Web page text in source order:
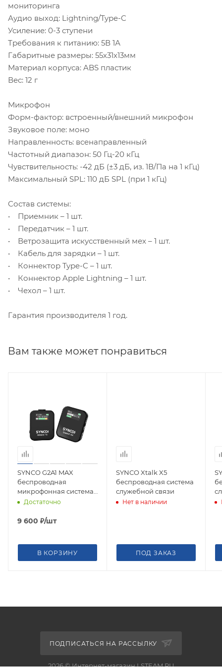
мониторинга
Аудио выход: Lightning/Type-C
Усиление: 0-3 ступени
Требования к питанию: 5В 1А
Габаритные размеры: 55х31х13мм
Материал корпуса: ABS пластик
Вес: 12 г
Микрофон
Форм-фактор: встроенный/внешний микрофон
Звуковое поле: моно
Направленность: всенаправленный
Частотный диапазон: 50 Гц-20 кГц
Чувствительность: -42 дБ (±3 дБ, из. 1В/Па на 1 кГц)
Максимальный SPL: 110 дБ SPL (при 1 кГц)
Состав системы:
• Приемник – 1 шт.
• Передатчик – 1 шт.
• Ветрозащита искусственный мех – 1 шт.
• Кабель для зарядки – 1 шт.
• Коннектор Type-C – 1 шт.
• Коннектор Apple Lightning – 1 шт.
• Чехол – 1 шт.
Гарантия производителя 1 год.
Вам также может понравиться
SYNCO G2A1 MAX
беспроводная
микрофонная система
2,4 ГГц (1 передатчик с
Достаточно
9 600 ₽/шт
В КОРЗИНУ
SYNCO Xtalk X5
беспроводная система
служебной связи
Нет в наличии
ПОД ЗАКАЗ
ПОДПИСАТЬСЯ НА РАССЫЛКУ
2026 © Интернет-магазин LSTEAM.RU